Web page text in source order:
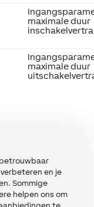
en je
Sommige
helpen ons om
te
maximale duur
maximale duur